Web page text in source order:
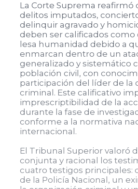
La Corte Suprema reafirmó
delitos imputados,
delinquir agravado y
deben ser calificados
lesa humanidad debido a
enmarcan dentro de un
generalizado y sistemático
población civil, con
participación del líder de la
criminal. Este calificativo
imprescriptibilidad de la
durante la fase de
conforme a la normativa
internacional.
El Tribunal Superior valoró
conjunta y racional los
cuatro testigos principales:
de la Policía Nacional, un